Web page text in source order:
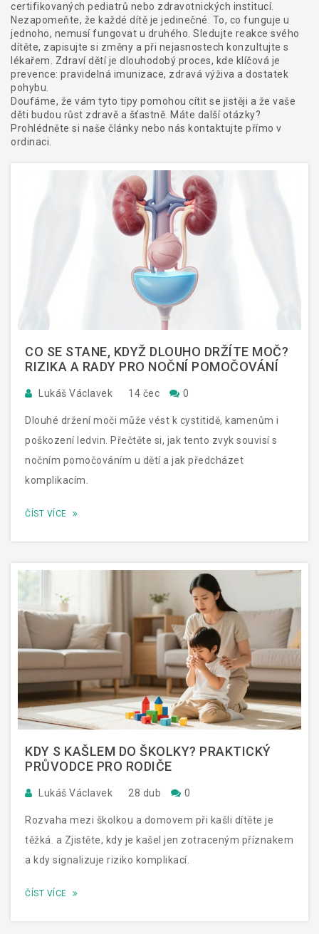
certifikovaných pediatrů nebo zdravotnických institucí.
Nezapomeňte, že každé dítě je jedinečné. To, co funguje u
jednoho, nemusí fungovat u druhého. Sledujte reakce svého
dítěte, zapisujte si změny a při nejasnostech konzultujte s
lékařem. Zdraví dětí je dlouhodobý proces, kde klíčová je
prevence: pravidelná imunizace, zdravá výživa a dostatek
pohybu.
Doufáme, že vám tyto tipy pomohou cítit se jistěji a že vaše
děti budou růst zdravě a šťastně. Máte další otázky?
Prohlédněte si naše články nebo nás kontaktujte přímo v
ordinaci.
CO SE STANE, KDYŽ DLOUHO DRŽÍTE MOČ?
RIZIKA A RADY PRO NOČNÍ POMOČOVÁNÍ
Lukáš Václavek 14 čec 0
Dlouhé držení moči může vést k cystitidě, kamenům i
poškození ledvin. Přečtěte si, jak tento zvyk souvisí s
nočním pomočováním u dětí a jak předcházet
komplikacím.
ČÍST VÍCE
KDY S KAŠLEM DO ŠKOLKY? PRAKTICKÝ
PRŮVODCE PRO RODIČE
Lukáš Václavek 28 dub 0
Rozvaha mezi školkou a domovem při kašli dítěte je
těžká. a Zjistěte, kdy je kašel jen zotraceným příznakem
a kdy signalizuje riziko komplikací.
ČÍST VÍCE